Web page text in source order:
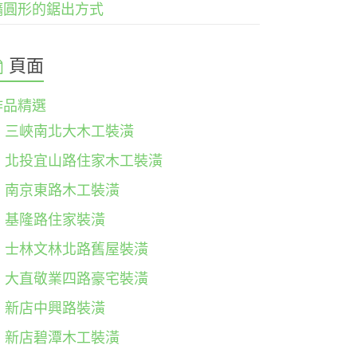
圓形的鋸出方式
頁面
品精選
三峽南北大木工裝潢
北投宜山路住家木工裝潢
南京東路木工裝潢
基隆路住家裝潢
士林文林北路舊屋裝潢
大直敬業四路豪宅裝潢
新店中興路裝潢
新店碧潭木工裝潢